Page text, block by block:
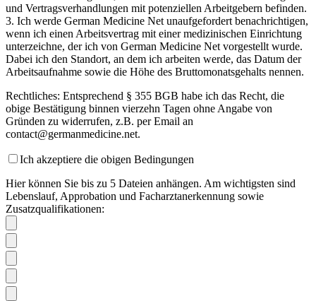
und Vertragsverhandlungen mit potenziellen Arbeitgebern befinden.
3. Ich werde German Medicine Net unaufgefordert benachrichtigen,
wenn ich einen Arbeitsvertrag mit einer medizinischen Einrichtung
unterzeichne, der ich von German Medicine Net vorgestellt wurde.
Dabei ich den Standort, an dem ich arbeiten werde, das Datum der
Arbeitsaufnahme sowie die Höhe des Bruttomonatsgehalts nennen.
Rechtliches: Entsprechend § 355 BGB habe ich das Recht, die
obige Bestätigung binnen vierzehn Tagen ohne Angabe von
Gründen zu widerrufen, z.B. per Email an
contact@germanmedicine.net.
Ich akzeptiere die obigen Bedingungen
Hier können Sie bis zu 5 Dateien anhängen. Am wichtigsten sind
Lebenslauf, Approbation und Facharztanerkennung sowie
Zusatzqualifikationen: